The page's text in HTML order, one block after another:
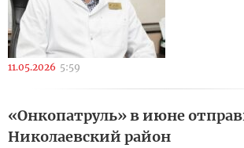
11.05.2026 5:59
«Онкопатруль» в июне
Николаевский район